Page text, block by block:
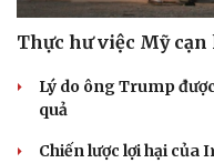
Thực hư việc Mỹ
Lý do ông Trump
quả
Chiến lược lợi hại của